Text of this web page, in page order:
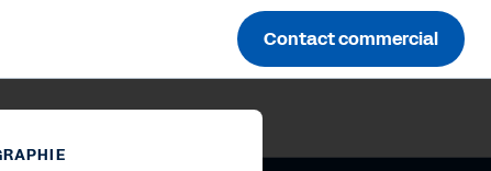
Contact commercial